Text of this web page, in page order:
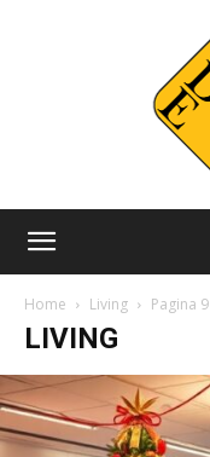
Home Living Pagina 9
LIVING